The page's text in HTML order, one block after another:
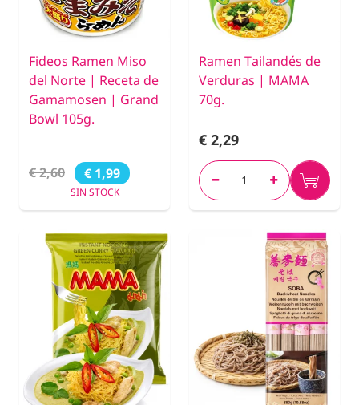
Fideos Ramen Miso
del Norte | Receta de
Gamamosen | Grand
Bowl 105g.
€ 2,60 € 1,99
SIN STOCK
Ramen Tailandés de
Verduras | MAMA
70g.
€ 2,29